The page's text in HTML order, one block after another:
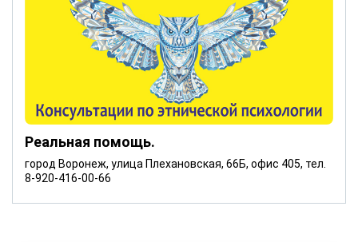
Реальная помощь.
город Воронеж, улица Плехановская, 66Б, офис 405, тел.
8-920-416-00-66